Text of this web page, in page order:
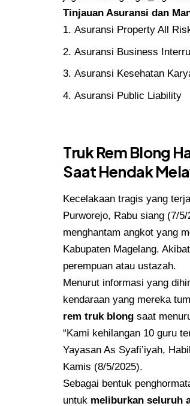
Tinjauan Asuransi dan
Asuransi Property All
Asuransi Business
Asuransi Kesehatan
Asuransi Public Liability
Truk Rem Blong
Saat Hendak
Kecelakaan tragis yang
Purworejo, Rabu siang (7/
menghantam angkot yang
Kabupaten Magelang.
perempuan atau ustazah.
Menurut informasi yang
kendaraan yang mereka
rem truk blong saat
“Kami kehilangan 10 guru
Yayasan As Syafi’iyah,
Kamis (8/5/2025).
Sebagai bentuk
untuk meliburkan seluruh